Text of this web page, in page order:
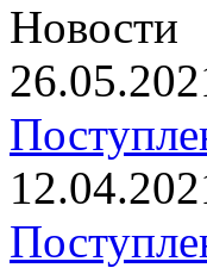
Новости